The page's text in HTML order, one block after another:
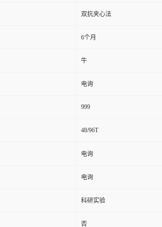
双抗夹心法
6个月
牛
电询
999
48/96T
电询
电询
科研实验
否